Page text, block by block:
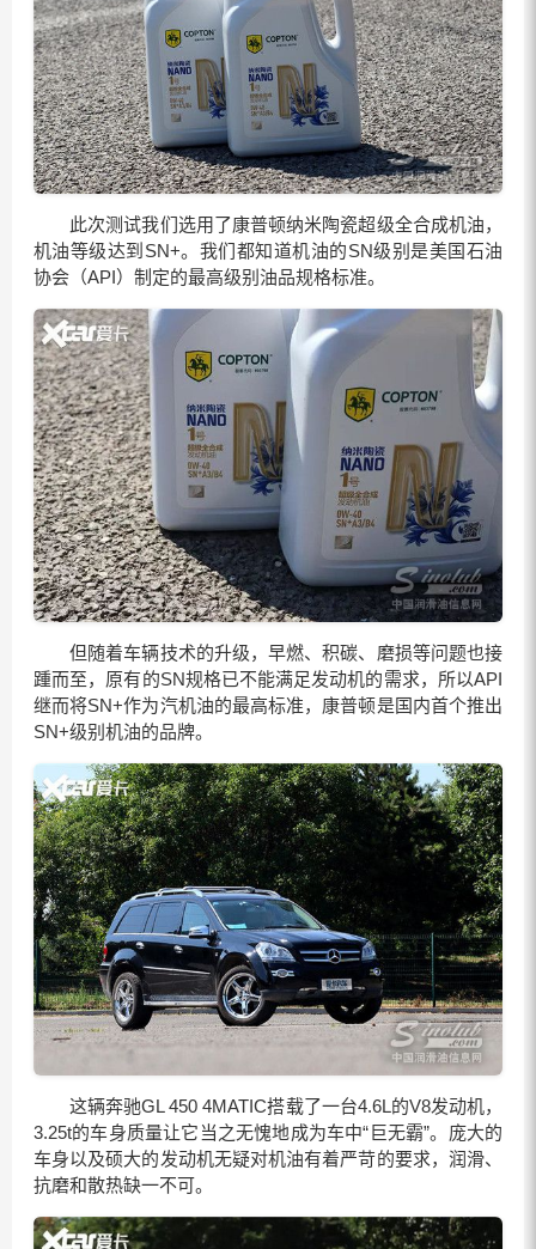
此次测试我们选用了康普顿纳米陶瓷超级全合成机油，
机油等级达到SN+。我们都知道机油的SN级别是美国石油
协会（API）制定的最高级别油品规格标准。
但随着车辆技术的升级，早燃、积碳、磨损等问题也接
踵而至，原有的SN规格已不能满足发动机的需求，所以API
继而将SN+作为汽机油的最高标准，康普顿是国内首个推出
SN+级别机油的品牌。
这辆奔驰GL 450 4MATIC搭载了一台4.6L的V8发动机，
3.25t的车身质量让它当之无愧地成为车中“巨无霸”。庞大的
车身以及硕大的发动机无疑对机油有着严苛的要求，润滑、
抗磨和散热缺一不可。